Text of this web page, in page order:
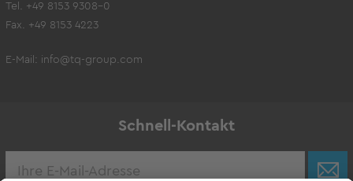
Tel. +49 8153 9308-0
Fax. +49 8153 4223
E-Mail: info@tq-group.com
Schnell-Kontakt